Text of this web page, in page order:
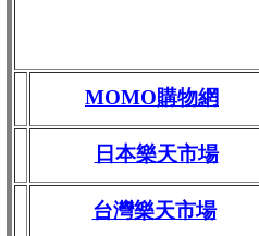
MOMO購物網
日本樂天市場
台灣樂天市場